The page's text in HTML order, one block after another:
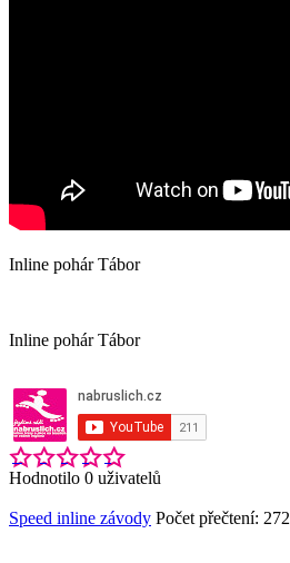
Inline pohár Tábor
Inline pohár Tábor
Hodnotilo 0 uživatelů
Speed inline závody Počet přečtení: 272